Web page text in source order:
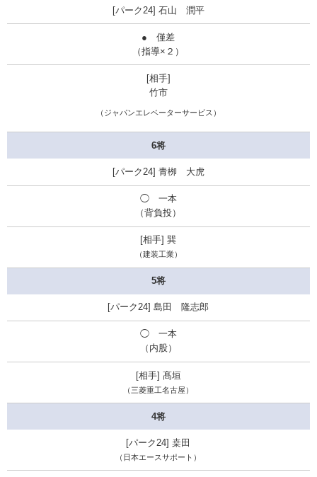
石山 潤平
● 僅差
（指導×２）
竹市
（ジャパンエレベーターサービス）
6将
青栁 大虎
◯ 一本
（背負投）
巽
（建装工業）
5将
島田 隆志郎
◯ 一本
（内股）
髙垣
（三菱重工名古屋）
4将
桒田
（日本エースサポート）